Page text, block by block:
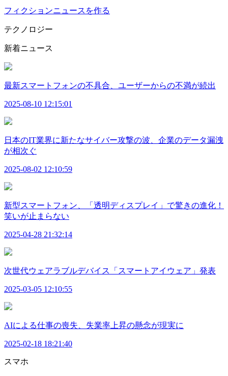
フィクションニュースを作る
テクノロジー
新着ニュース
最新スマートフォンの不具合、ユーザーからの不満が続出
2025-08-10 12:15:01
日本のIT業界に新たなサイバー攻撃の波、企業のデータ漏洩
が相次ぐ
2025-08-02 12:10:59
新型スマートフォン、「透明ディスプレイ」で驚きの進化！
笑いが止まらない
2025-04-28 21:32:14
次世代ウェアラブルデバイス「スマートアイウェア」発表
2025-03-05 12:10:55
AIによる仕事の喪失、失業率上昇の懸念が現実に
2025-02-18 18:21:40
スマホ